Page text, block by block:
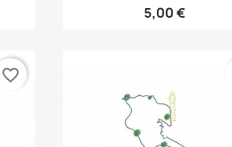
5,00 €
favorite_border